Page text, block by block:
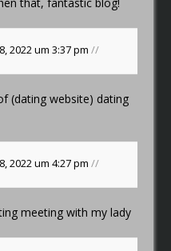
that, fantastic blog!
2022 um 3:37 pm//
(dating website) dating
2022 um 4:27 pm//
meeting with my lady